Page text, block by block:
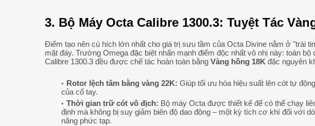
3. Bộ Máy Octa Calibre 1300.3: Tuyệt Tác
Điểm tạo nên cú hích lớn nhất cho giá trị sưu tầm của Octa Divine nằm ở "trái
mặt đáy. Trường Omega đặc biệt nhấn mạnh điểm độc nhất vô nhị này: toàn
Calibre 1300.3 đều được chế tác hoàn toàn bằng Vàng hồng 18K đặc nguyên
Rotor lệch tâm bằng vàng 22K: Giúp tối ưu hóa hiệu suất lên cót tự
của cổ tay.
Thời gian trữ cót vô địch: Bộ máy Octa được thiết kế để có thể chạy
định mà không bị suy giảm biên độ dao động – một kỳ tích cơ khí đối với
năng phức tạp.